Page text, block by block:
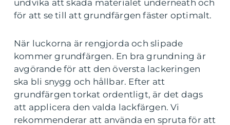
undvika att skada materialet underneath och
för att se till att grundfärgen fäster optimalt.
När luckorna är rengjorda och slipade
kommer grundfärgen. En bra grundning är
avgörande för att den översta lackeringen
ska bli snygg och hållbar. Efter att
grundfärgen torkat ordentligt, är det dags
att applicera den valda lackfärgen. Vi
rekommenderar att använda en spruta för att